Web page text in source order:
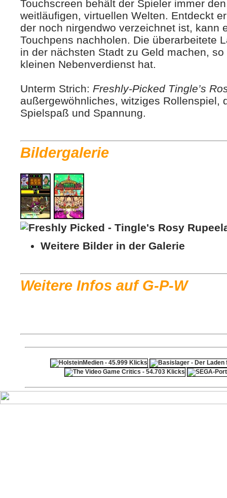
Touchscreen behält der Spieler immer
weitläufigen, virtuellen Welten. Entdeckt
der noch nirgendwo verzeichnet ist, kann
Touchpens nachholen. Die überarbeitete
in der nächsten Stadt zu Geld machen,
kleinen Nebenverdienst hat.
Unterm Strich: Freshly-Picked Tingle’s
außergewöhnliches, witziges Rollenspiel,
Spielspaß und Spannung.
Bildergalerie
Weitere Bilder in der Galerie
Weitere Infos auf G-P-W